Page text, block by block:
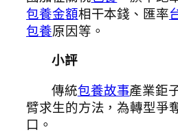
包養金額相干本錢、匯率
包養原因等。
小評
傳統包養故事產業鉅
臂求生的方法，為轉型爭
口。